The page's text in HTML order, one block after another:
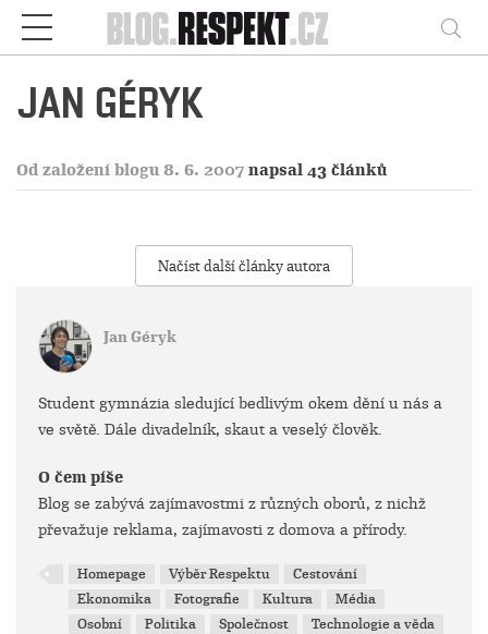
Respekt
JAN GÉRYK
Od založení blogu 8. 6. 2007 napsal 43 článků
Načíst další články autora
Jan Géryk
Student gymnázia sledující bedlivým okem dění u nás a
ve světě. Dále divadelník, skaut a veselý člověk.
O čem píše
Blog se zabývá zajímavostmi z různých oborů, z nichž
převažuje reklama, zajímavosti z domova a přírody.
Homepage Výběr Respektu
Cestování
Ekonomika
Fotografie Kultura
Média
Osobní
Politika Společnost
Technologie a věda